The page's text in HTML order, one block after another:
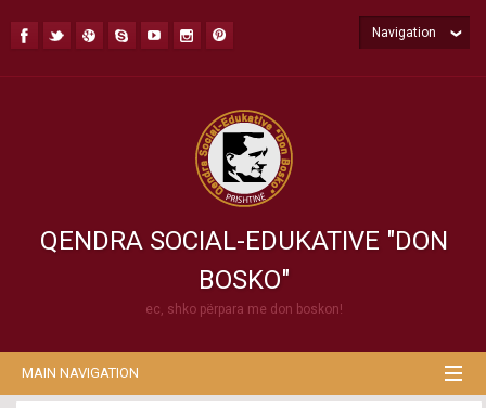
QENDRA SOCIAL-EDUKATIVE "DON
BOSKO"
ec, shko përpara me don boskon!
Navigation
MAIN NAVIGATION